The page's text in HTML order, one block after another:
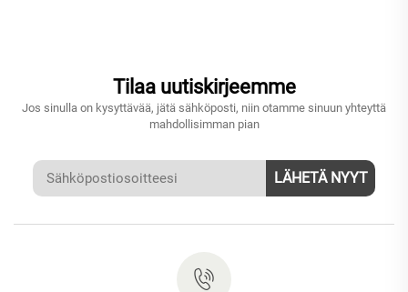
Tilaa uutiskirjeemme
Jos sinulla on kysyttävää, jätä sähköposti, niin otamme sinuun yhteyttä
mahdollisimman pian
LÄHETÄ NYYT